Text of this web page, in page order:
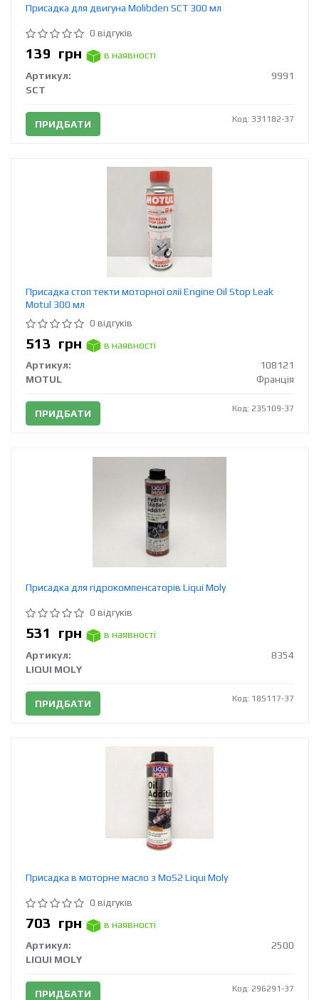
Присадка для двигуна Molibden SCT 300 мл
0 відгуків
139 грн
в наявності
Артикул:
9991
SCT
ПРИДБАТИ Код: 331182-37
Присадка стоп текти моторної олії Engine Oil Stop Leak
Motul 300 мл
0 відгуків
513 грн
в наявності
Артикул:
108121
MOTUL
Франція
ПРИДБАТИ Код: 235109-37
Присадка для гідрокомпенсаторів Liqui Moly
0 відгуків
531 грн
в наявності
Артикул:
8354
LIQUI MOLY
ПРИДБАТИ Код: 185117-37
Присадка в моторне масло з MoS2 Liqui Moly
0 відгуків
703 грн
в наявності
Артикул:
2500
LIQUI MOLY
ПРИДБАТИ Код: 296291-37